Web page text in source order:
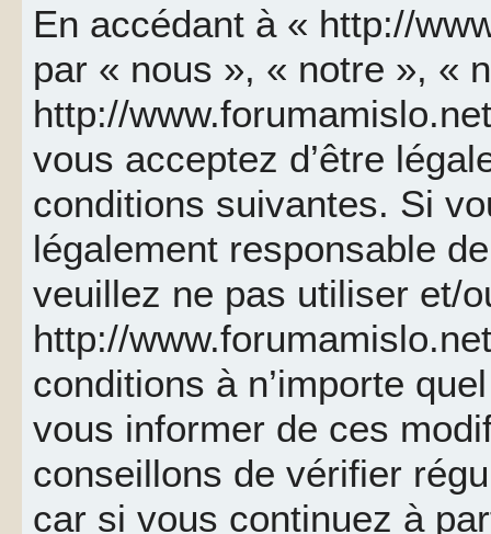
En accédant à « http://
par « nous », « notre », «
http://
vous acceptez d’être
conditions suivantes. Si
légalement responsable
veuillez ne pas utiliser et/
http://
conditions à n’importe
vous informer de ces
conseillons de vérifier
car si vous continuez à